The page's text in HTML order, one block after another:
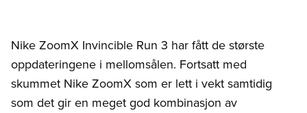
Nike ZoomX Invincible Run 3 har fått de største
oppdateringene i mellomsålen. Fortsatt med
skummet Nike ZoomX som er lett i vekt samtidig
som det gir en meget god kombinasjon av